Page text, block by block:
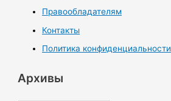
Правообладателям
Контакты
Политика конфиденциальности
Архивы